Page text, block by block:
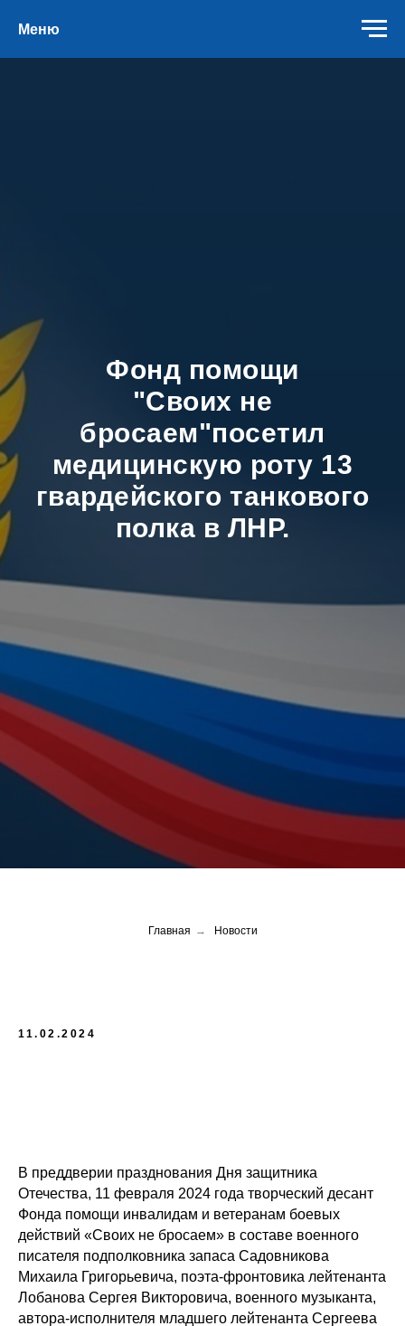
Меню
Фонд помощи
"Своих не
бросаем"посетил
медицинскую роту 13
гвардейского танкового
полка в ЛНР.
Главная → Новости
11.02.2024
В преддверии празднования Дня защитника
Отечества, 11 февраля 2024 года творческий десант
Фонда помощи инвалидам и ветеранам боевых
действий «Своих не бросаем» в составе военного
писателя подполковника запаса Садовникова
Михаила Григорьевича, поэта-фронтовика лейтенанта
Лобанова Сергея Викторовича, военного музыканта,
автора-исполнителя младшего лейтенанта Сергеева